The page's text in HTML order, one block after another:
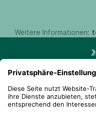
Weitere Informationen: